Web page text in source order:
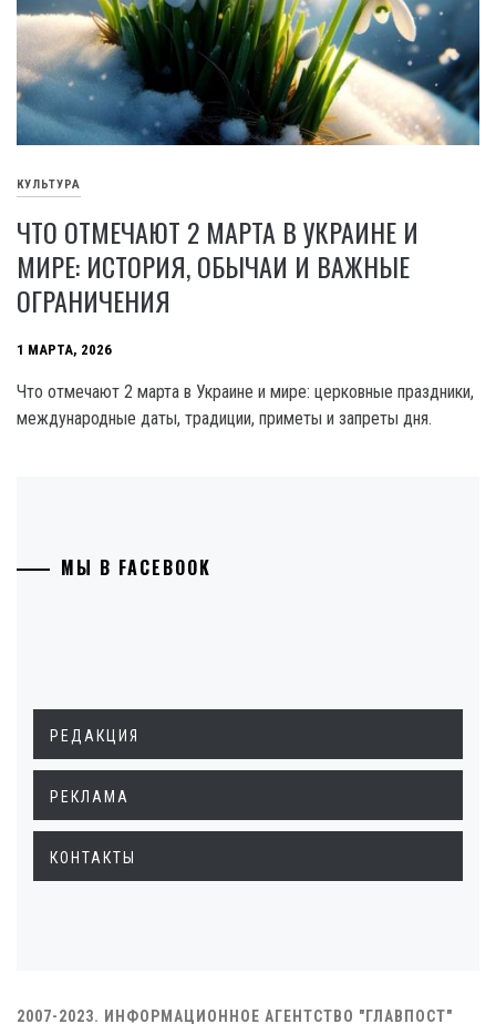
КУЛЬТУРА
ЧТО ОТМЕЧАЮТ 2 МАРТА В УКРАИНЕ И
МИРЕ: ИСТОРИЯ, ОБЫЧАИ И ВАЖНЫЕ
ОГРАНИЧЕНИЯ
1 МАРТА, 2026
Что отмечают 2 марта в Украине и мире: церковные праздники,
международные даты, традиции, приметы и запреты дня.
МЫ В FACEBOOK
РЕДАКЦИЯ
РЕКЛАМА
КОНТАКТЫ
2007-2023. ИНФОРМАЦИОННОЕ АГЕНТСТВО "ГЛАВПОСТ"